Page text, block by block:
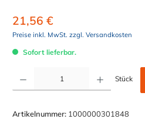
21,56 €
Preise inkl. MwSt. zzgl. Versandkosten
Sofort lieferbar.
Stück
Artikelnummer: 1000000301848